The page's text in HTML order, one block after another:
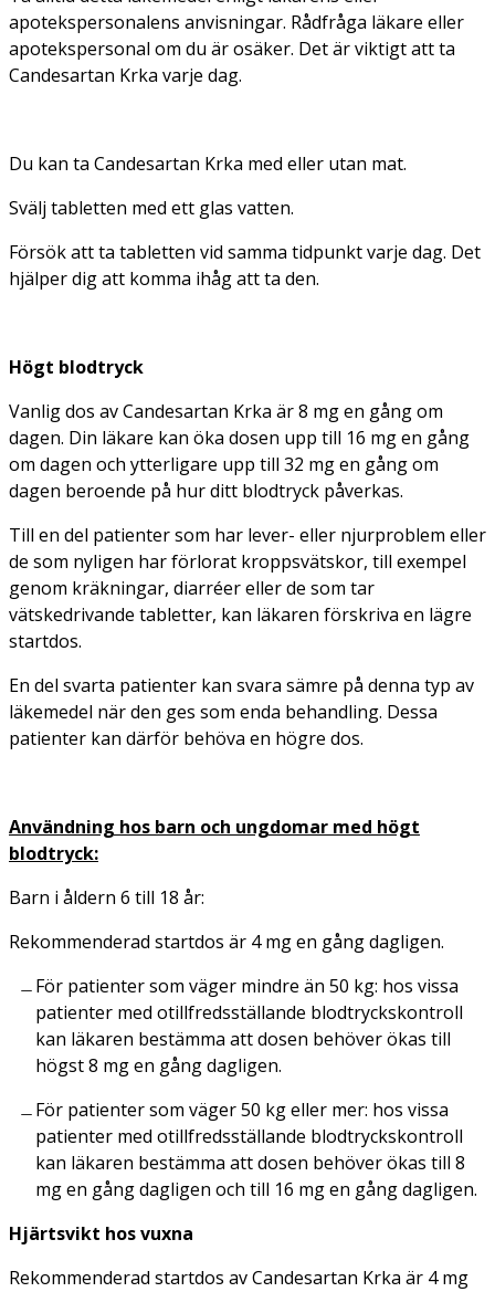
apotekspersonalens anvisningar. Rådfråga läkare eller
apotekspersonal om du är osäker. Det är viktigt att ta
Candesartan Krka varje dag.
Du kan ta Candesartan Krka med eller utan mat.
Svälj tabletten med ett glas vatten.
Försök att ta tabletten vid samma tidpunkt varje dag. Det
hjälper dig att komma ihåg att ta den.
Högt blodtryck
Vanlig dos av Candesartan Krka är 8 mg en gång om
dagen. Din läkare kan öka dosen upp till 16 mg en gång
om dagen och ytterligare upp till 32 mg en gång om
dagen beroende på hur ditt blodtryck påverkas.
Till en del patienter som har lever- eller njurproblem eller
de som nyligen har förlorat kroppsvätskor, till exempel
genom kräkningar, diarréer eller de som tar
vätskedrivande tabletter, kan läkaren förskriva en lägre
startdos.
En del svarta patienter kan svara sämre på denna typ av
läkemedel när den ges som enda behandling. Dessa
patienter kan därför behöva en högre dos.
Användning hos barn och ungdomar med högt
blodtryck:
Barn i åldern 6 till 18 år:
Rekommenderad startdos är 4 mg en gång dagligen.
För patienter som väger mindre än 50 kg: hos vissa
patienter med otillfredsställande blodtryckskontroll
kan läkaren bestämma att dosen behöver ökas till
högst 8 mg en gång dagligen.
För patienter som väger 50 kg eller mer: hos vissa
patienter med otillfredsställande blodtryckskontroll
kan läkaren bestämma att dosen behöver ökas till 8
mg en gång dagligen och till 16 mg en gång dagligen.
Hjärtsvikt hos vuxna
Rekommenderad startdos av Candesartan Krka är 4 mg